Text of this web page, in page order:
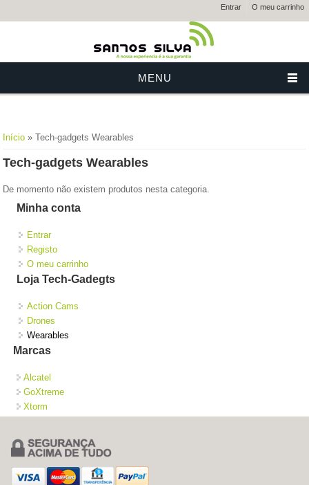
Entrar O meu carrinho
MENU
Está aqui
Início » Tech-gadgets Wearables
Tech-gadgets Wearables
De momento não existem produtos nesta categoria.
Minha conta
Entrar
Registo
O meu carrinho
Loja Tech-Gadegts
Action Cams
Drones
Wearables
Marcas
Alcatel
GoXtreme
Xtorm